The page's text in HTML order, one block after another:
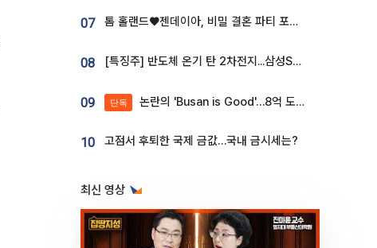
07 톰 홀랜드♥젠데이아, 비밀 결혼 파티 포착⋯호텔 대관비만 9억
08 [특징주] 반도체 온기 탄 2차전지...삼성SDI, 장 초반 7% 넘게 껑충
09 단독 논란의 'Busan is Good'…8억 도시브랜드, 용산 대통령실 CI 업체가 수행
10 고점서 후퇴한 국제 금값…국내 금시세는?
최신 영상